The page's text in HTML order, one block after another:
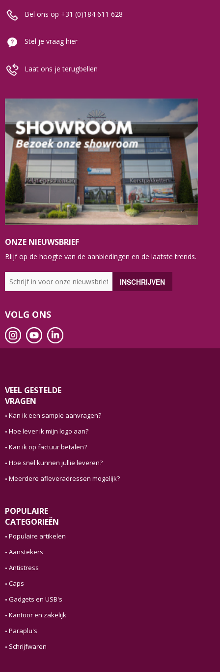
Bel ons op +31 (0)184 611 628
Stel je vraag hier
Laat ons je terugbellen
ONZE NIEUWSBRIEF
Blijf op de hoogte van de aanbiedingen en de laatste trends.
VOLG ONS
VEEL GESTELDE
VRAGEN
Kan ik een sample aanvragen?
Hoe lever ik mijn logo aan?
Kan ik op factuur betalen?
Hoe snel kunnen jullie leveren?
Meerdere afleveradressen mogelijk?
POPULAIRE
CATEGORIEËN
Populaire artikelen
Aanstekers
Antistress
Caps
Gadgets en USB's
Kantoor en zakelijk
Paraplu's
Schrijfwaren